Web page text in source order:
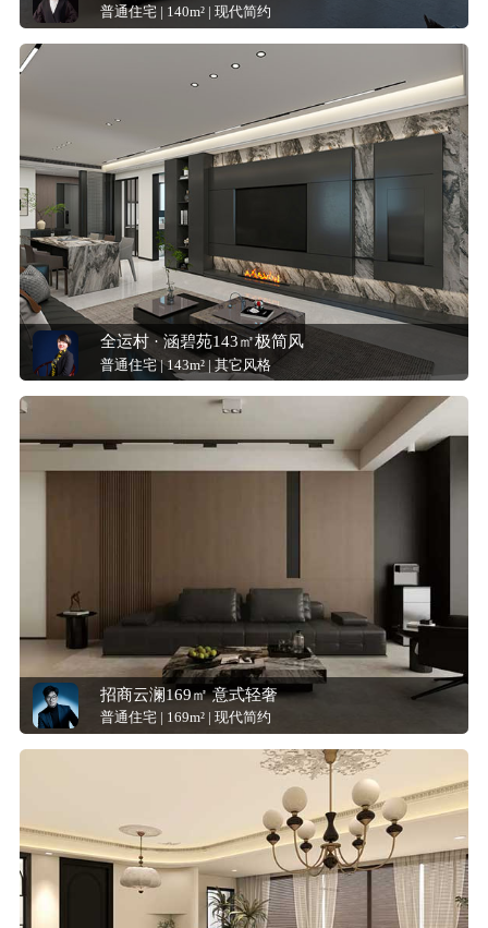
普通住宅 | 140m² | 现代简约
全运村 · 涵碧苑143㎡极简风
普通住宅 | 143m² | 其它风格
招商云澜169㎡ 意式轻奢
普通住宅 | 169m² | 现代简约